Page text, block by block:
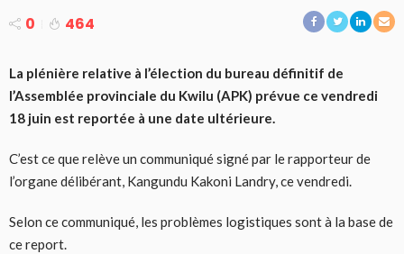
0 464
La plénière relative à l’élection du bureau définitif de
l’Assemblée provinciale du Kwilu (APK) prévue ce vendredi
18 juin est reportée à une date ultérieure.
C’est ce que relève un communiqué signé par le rapporteur de
l’organe délibérant, Kangundu Kakoni Landry, ce vendredi.
Selon ce communiqué, les problèmes logistiques sont à la base de
ce report.